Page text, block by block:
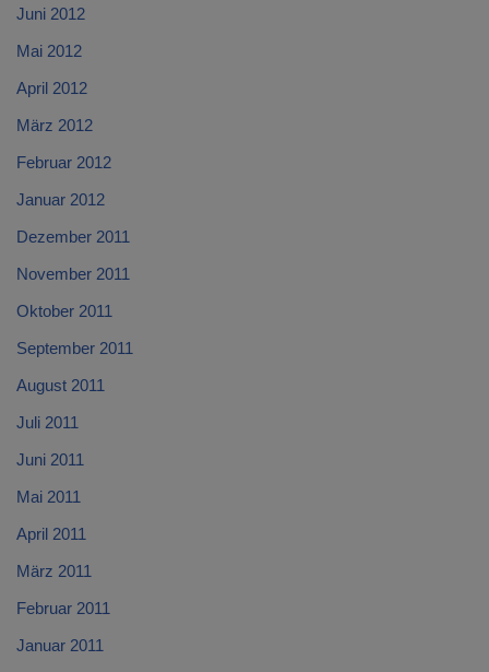
Juni 2012
Mai 2012
April 2012
März 2012
Februar 2012
Januar 2012
Dezember 2011
November 2011
Oktober 2011
September 2011
August 2011
Juli 2011
Juni 2011
Mai 2011
April 2011
März 2011
Februar 2011
Januar 2011